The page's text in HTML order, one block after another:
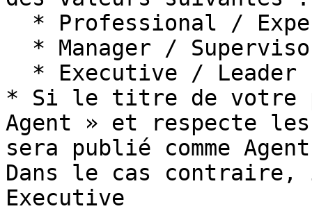
* Si le titre de votre
Agent » et respecte
sera publié comme
Dans le cas contraire,
Executive